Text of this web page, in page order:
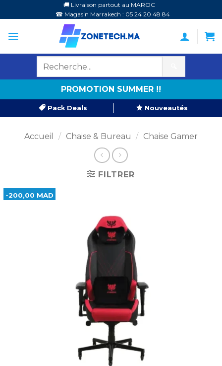
au
contenu
🚚 Livraison partout au MAROC
☎ Magasin Marrakech : 05 24 20 48 84
PROMOTION SUMMER !!
Pack Deals Nouveautés
Accueil / Chaise & Bureau / Chaise Gamer
FILTRER
-200,00 MAD